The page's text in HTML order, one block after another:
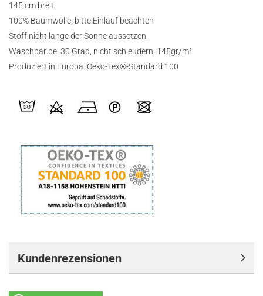
145 cm breit
100% Baumwolle, bitte Einlauf beachten
Stoff nicht lange der Sonne aussetzen.
Waschbar bei 30 Grad, nicht schleudern, 145gr/m²
Produziert in Europa. Oeko-Tex®-Standard 100
Kundenrezensionen